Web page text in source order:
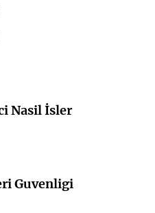
Nasil İsler
Guvenligi